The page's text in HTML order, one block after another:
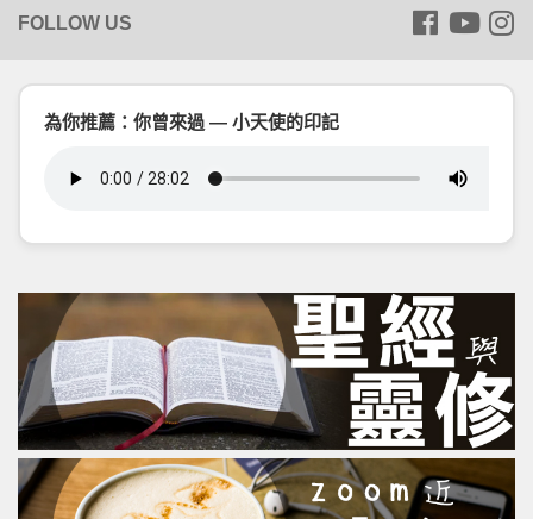
為你推薦：你曾來過 — 小天使的印記